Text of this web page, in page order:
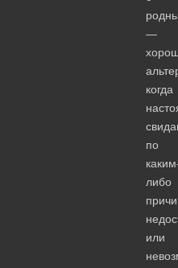
—
когда
по
либо
или